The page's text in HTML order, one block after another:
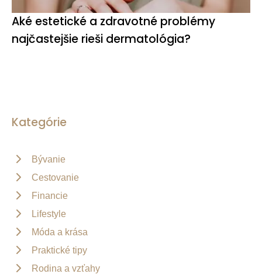
Aké estetické a zdravotné problémy
najčastejšie rieši dermatológia?
Kategórie
Bývanie
Cestovanie
Financie
Lifestyle
Móda a krása
Praktické tipy
Rodina a vzťahy